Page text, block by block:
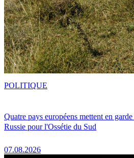
Quatre pays européens mettent en
Russie pour l'Ossétie du Sud
07.08.2026
POLITIQUE